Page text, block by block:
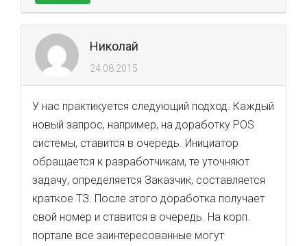
Николай
24.08.2015
У нас практикуется следующий подход. Каждый
новый запрос, например, на доработку POS
системы, ставится в очередь. Инициатор
обращается к разработчикам, те уточняют
задачу, определяется Заказчик, составляется
краткое ТЗ. После этого доработка получает
свой номер и ставится в очередь. На корп.
портале все заинтересованные могут